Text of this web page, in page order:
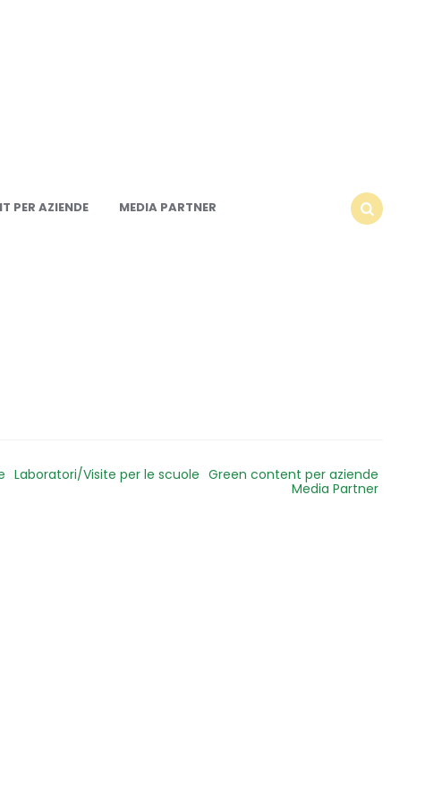
PER AZIENDE
MEDIA PARTNER
Laboratori/Visite per le scuole Green content per aziende
Media Partner